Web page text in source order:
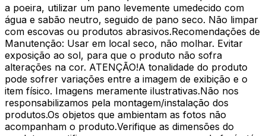
a poeira, utilizar um pano levemente umedecido com
água e sabão neutro, seguido de pano seco. Não limpar
com escovas ou produtos abrasivos.Recomendações de
Manutenção: Usar em local seco, não molhar. Evitar
exposição ao sol, para que o produto não sofra
alterações na cor. ATENÇÃO!A tonalidade do produto
pode sofrer variações entre a imagem de exibição e o
item físico. Imagens meramente ilustrativas.Não nos
responsabilizamos pela montagem/instalação dos
produtos.Os objetos que ambientam as fotos não
acompanham o produto.Verifique as dimensões do